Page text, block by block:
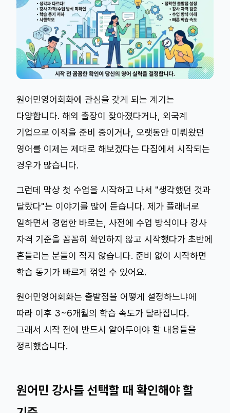
원어민영어회화에 관심을 갖게 되는 계기는
다양합니다. 해외 출장이 잦아졌다거나, 외국계
기업으로 이직을 준비 중이거나, 오랫동안 미뤄왔던
영어를 이제는 제대로 해보겠다는 다짐에서 시작되는
경우가 많습니다.
그런데 막상 첫 수업을 시작하고 나서 "생각했던 것과
달랐다"는 이야기를 많이 듣습니다. 제가 플래너로
일하면서 경험한 바로는, 사전에 수업 방식이나 강사
자격 기준을 꼼꼼히 확인하지 않고 시작했다가 초반에
흔들리는 분들이 적지 않습니다. 준비 없이 시작하면
학습 동기가 빠르게 꺾일 수 있어요.
원어민영어회화는 출발점을 어떻게 설정하느냐에
따라 이후 3~6개월의 학습 속도가 달라집니다.
그래서 시작 전에 반드시 알아두어야 할 내용들을
정리했습니다.
원어민 강사를 선택할 때 확인해야 할